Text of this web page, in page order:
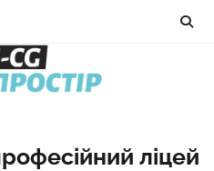
ліцей